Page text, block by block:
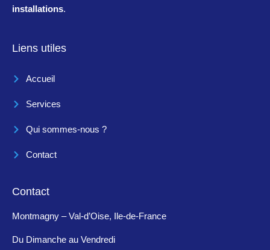
installations.
Liens utiles
Accueil
Services
Qui sommes-nous ?
Contact
Contact
Montmagny – Val-d’Oise, Ile-de-France
Du Dimanche au Vendredi